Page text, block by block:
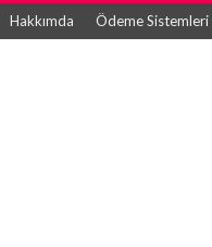
Hakkımda Ödeme Sistemleri